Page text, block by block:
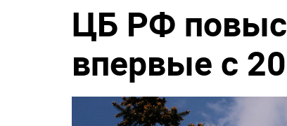
ЦБ РФ
впервые с